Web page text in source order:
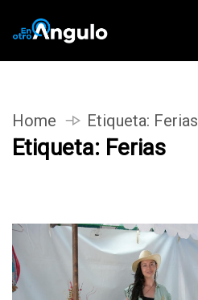
Home Etiqueta: Ferias
Etiqueta: Ferias